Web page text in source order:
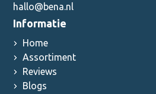
hallo@bena.nl
Informatie
Home
Assortiment
Reviews
Blogs